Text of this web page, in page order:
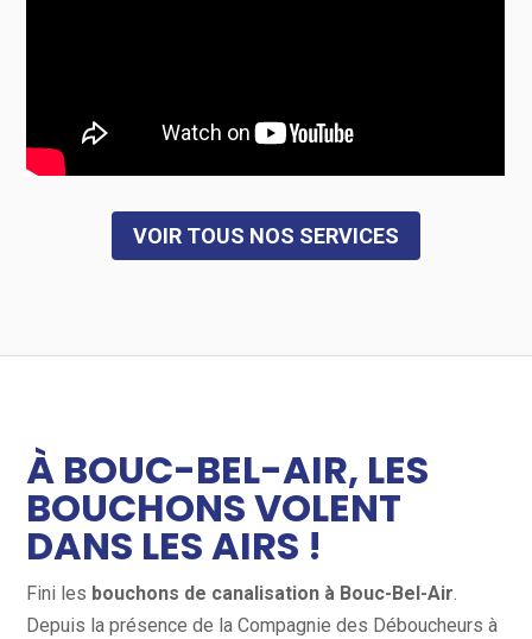
VOIR TOUS NOS SERVICES
À BOUC-BEL-AIR, LES
BOUCHONS VOLENT
DANS LES AIRS !
Fini les bouchons de canalisation à Bouc-Bel-Air.
Depuis la présence de la Compagnie des Déboucheurs à